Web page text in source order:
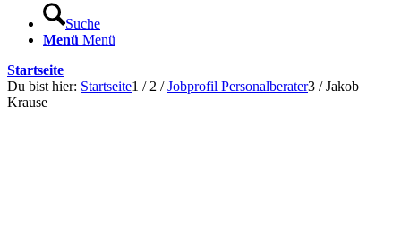
Suche
Menü Menü
Startseite
Du bist hier: Startseite1 / 2 / Jobprofil Personalberater3 / Jakob
Krause